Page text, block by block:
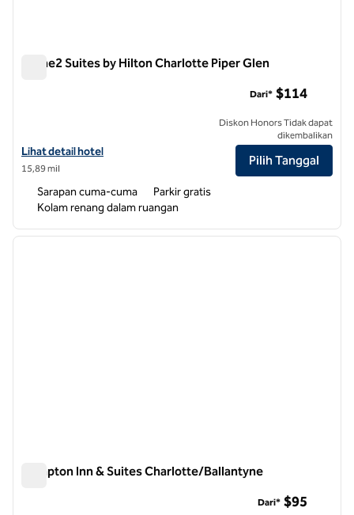
Home2 Suites by Hilton Charlotte Piper Glen
Lihat detail hotel untuk Home2 Suites by Hilton Charlotte Piper Glen
Lihat detail hotel
15,89 mil
Dari* $114
Diskon Honors Tidak dapat
dikembalikan
Pilih Tanggal
Sarapan cuma-cuma
Parkir gratis
Kolam renang dalam ruangan
1 dari 11
Hampton Inn & Suites Charlotte/Ballantyne
Dari* $95